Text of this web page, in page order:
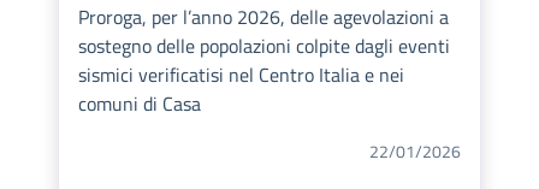
Proroga, per l’anno 2026, delle agevolazioni a
sostegno delle popolazioni colpite dagli eventi
sismici verificatisi nel Centro Italia e nei
comuni di Casa
22/01/2026